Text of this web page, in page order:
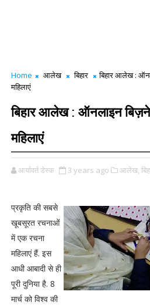
Home आलेख बिहार
बिहार आलेख :
महिलाएं
बिहार आलेख : ऑनलाइन
महिलाएं
आर्यावर्त डेस्क 3 years ago आलेख,
प्रकृति की सबसे
खूबसूरत रचनाओं
में एक रचना
महिलाएं हैं. इस
आधी आबादी से ही
पूरी दुनिया है. 8
मार्च को विश्व की